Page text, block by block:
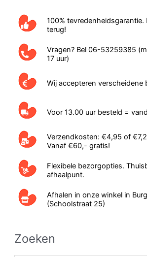
100% tevredenheidsgarantie.
terug!
Vragen? Bel 06-53259385
17 uur)
Wij accepteren verscheidene
Voor 13.00 uur besteld =
Verzendkosten: €4,95 of
Vanaf €60,- gratis!
Flexibele bezorgopties.
afhaalpunt.
Afhalen in onze winkel in
(Schoolstraat 25)
Zoeken